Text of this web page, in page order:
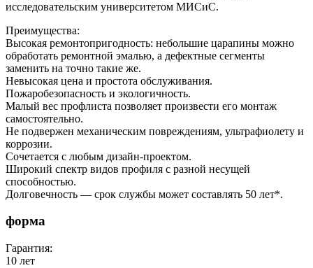
исследовательским университетом МИСиС.
Преимущества:
Высокая ремонтопригодность: небольшие царапины можно
обработать ремонтной эмалью, а дефектные сегменты
заменить на точно такие же.
Невысокая цена и простота обслуживания.
Пожаробезопасность и экологичность.
Малый вес профлиста позволяет произвести его монтаж
самостоятельно.
Не подвержен механическим повреждениям, ультрафиолету и
коррозии.
Сочетается с любым дизайн-проектом.
Широкий спектр видов профиля с разной несущей
способностью.
Долговечность — срок службы может составлять 50 лет*.
форма
Гарантия:
10 лет